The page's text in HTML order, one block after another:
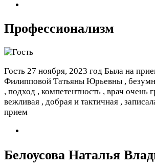
Профессионализм
Гость 27 ноября, 2023 год Была на
Филипповой Татьяны Юрьевны ,
, подход , компетентность , врач очень
вежливая , добрая и тактичная ,
прием
Белоусова Наталья